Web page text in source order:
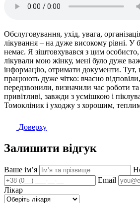
Обслуговування, ухід, увага,
лікування – на дуже високому рівні. У
немає. Я зіштовхувався з цим
лікували мою жінку, мені було дуже
інформацію, отримати документи. Тут,
працюють дуже чітко: вчасно
передзвонили, визначили час роботи
привітливі, завжди з усмішкою і
Томокліник і уходжу з хорошим,
Доверху
Залишити відгук
Ваше імʼя
Email
Лікар